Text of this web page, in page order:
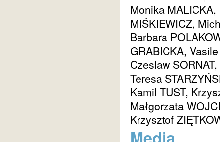
Monika
MIŚKIEWICZ,
Barbara
GRABICKA,
Czeslaw
Teresa
Kamil TUST,
Małgorzata
Krzysztof